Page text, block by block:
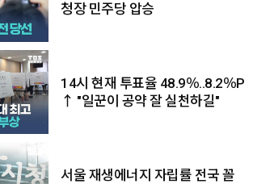
청장 민주당 압승
14시 현재 투표율 48.9％..8.2％P
↑ "일꾼이 공약 잘 실천하길"
서울 재생에너지 자립률 전국 꼴